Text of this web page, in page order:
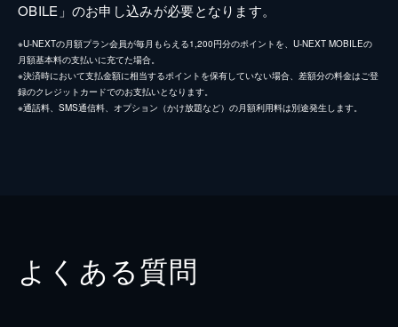
OBILE」のお申し込みが必要となります。
※U-NEXTの月額プラン会員が毎月もらえる1,200円分のポイントを、U-NEXT MOBILEの
月額基本料の支払いに充てた場合。
※決済時において支払金額に相当するポイントを保有していない場合、差額分の料金はご登
録のクレジットカードでのお支払いとなります。
※通話料、SMS通信料、オプション（かけ放題など）の月額利用料は別途発生します。
よくある質問